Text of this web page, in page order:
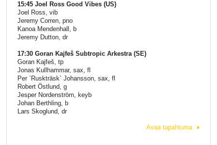
15:45 Joel Ross Good Vibes (US)
Joel Ross, vib
Jeremy Corren, pno
Kanoa Mendenhall, b
Jeremy Dutton, dr
17:30 Goran Kajfeš Subtropic Arkestra (SE)
Goran Kajfeš, tp
Jonas Kullhammar, sax, fl
Per `Ruskträsk` Johansson, sax, fl
Robert Östlund, g
Jesper Nordenström, keyb
Johan Berthling, b
Lars Skoglund, dr
Avaa tapahtuma